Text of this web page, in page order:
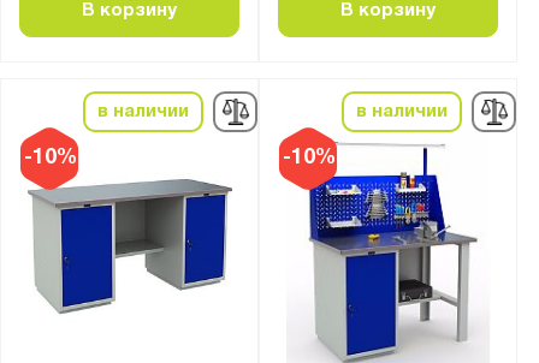
В корзину В корзину
-10%
в наличии
-10%
в наличии
41А.ВОУ
41А.НП
41А.ОД
41А.ПБ
41А.ПВ